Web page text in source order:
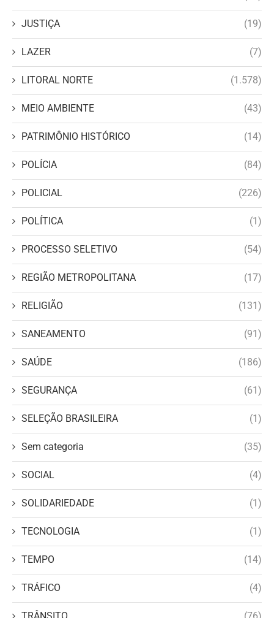
JUSTIÇA (19)
LAZER (7)
LITORAL NORTE (1.578)
MEIO AMBIENTE (43)
PATRIMÔNIO HISTÓRICO (14)
POLÍCIA (84)
POLICIAL (226)
POLÍTICA (1)
PROCESSO SELETIVO (54)
REGIÃO METROPOLITANA (17)
RELIGIÃO (131)
SANEAMENTO (91)
SAÚDE (186)
SEGURANÇA (61)
SELEÇÃO BRASILEIRA (1)
Sem categoria (35)
SOCIAL (4)
SOLIDARIEDADE (1)
TECNOLOGIA (1)
TEMPO (14)
TRÁFICO (4)